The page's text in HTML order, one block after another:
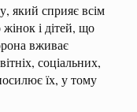
який сприяє всім
і дітей, що
вживає
соціальних,
їх, у тому